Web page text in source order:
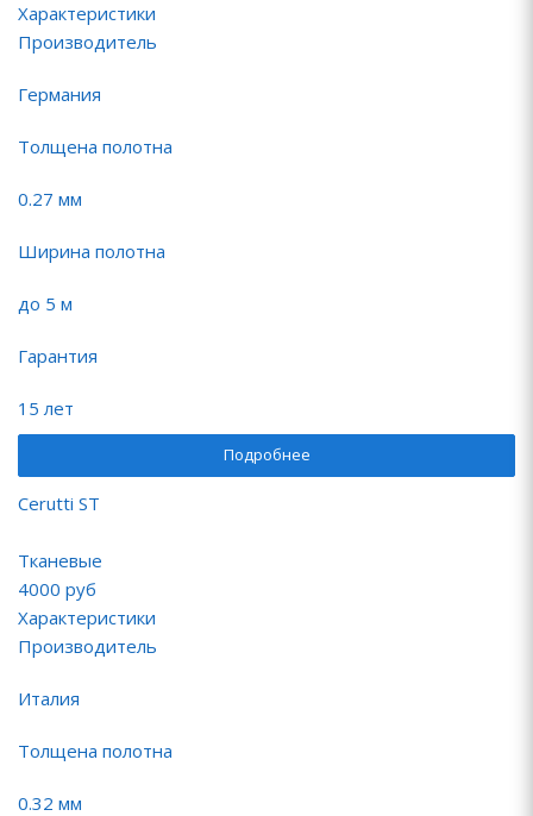
Характеристики
Производитель
Германия
Толщена полотна
0.27 мм
Ширина полотна
до 5 м
Гарантия
15 лет
Подробнее
Cerutti ST
Тканевые
4000 руб
Характеристики
Производитель
Италия
Толщена полотна
0.32 мм